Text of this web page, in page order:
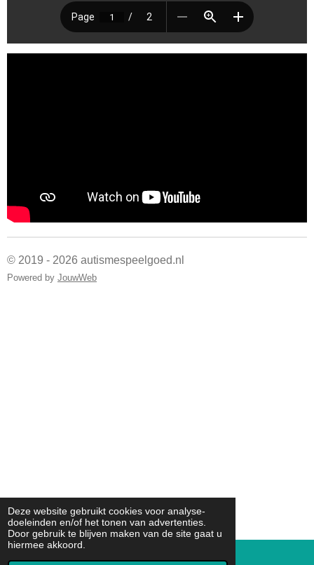
Deze website gebruikt cookies voor analyse-
doeleinden en/of het tonen van advertenties.
Door gebruik te blijven maken van de site gaat u
hiermee akkoord.
© 2019 - 2026 autismespeelgoed.nl
Powered by JouwWeb